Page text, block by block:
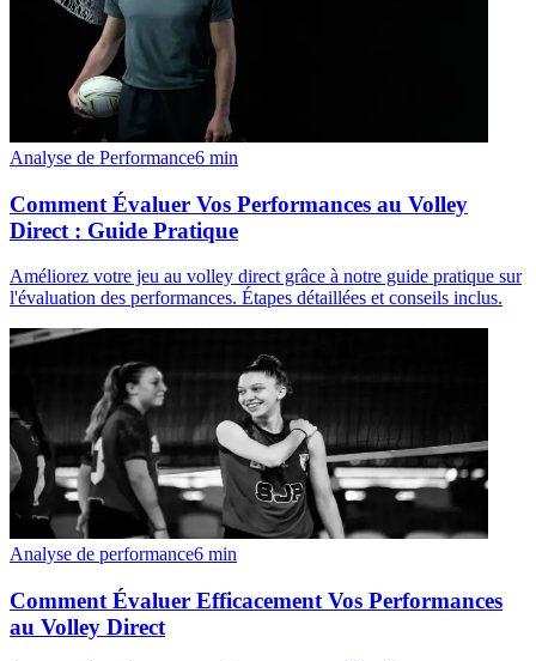
Analyse de Performance6 min
Comment Évaluer Vos Performances au Volley
Direct : Guide Pratique
Améliorez votre jeu au volley direct grâce à notre guide pratique sur
l'évaluation des performances. Étapes détaillées et conseils inclus.
Analyse de performance6 min
Comment Évaluer Efficacement Vos Performances
au Volley Direct